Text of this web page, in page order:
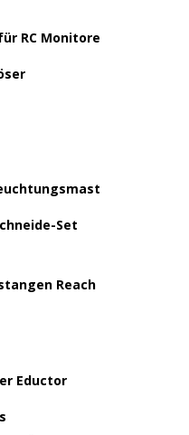
RC Monitore
Set
Reach
Eductor